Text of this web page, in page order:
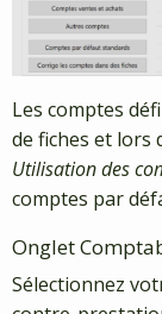
Les comptes
de fiches et lors
Utilisation des
comptes par
Onglet
Sélectionnez